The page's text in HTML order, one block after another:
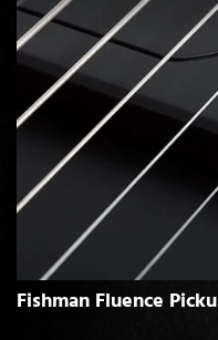
Fishman Fluence